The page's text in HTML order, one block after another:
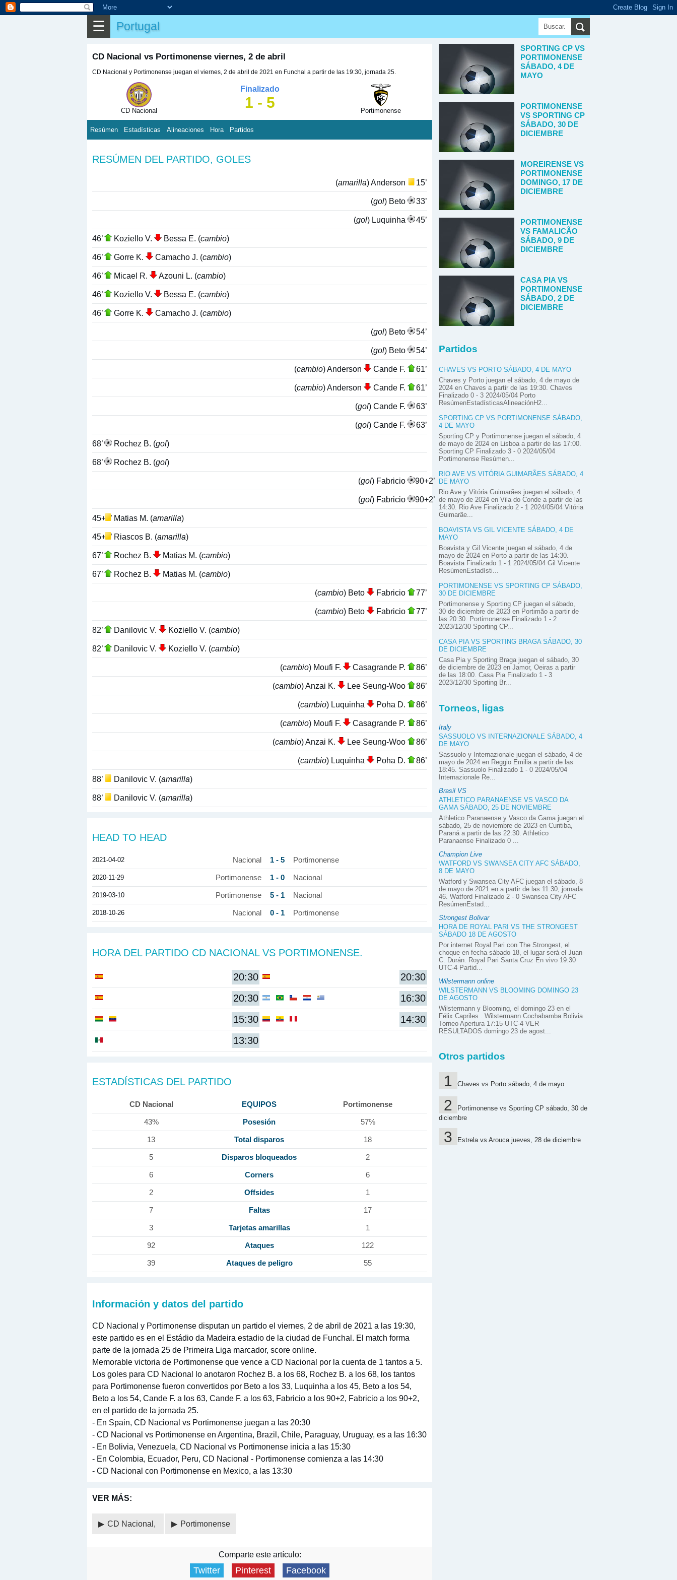
☰ Portugal
CD Nacional vs Portimonense viernes, 2 de abril
CD Nacional y Portimonense juegan el viernes, 2 de abril de 2021 en Funchal a partir de las 19:30, jornada 25.
CD Nacional
Finalizado
1 - 5 Portimonense
Resúmen Estadísticas Alineaciones Hora Partidos
RESÚMEN DEL PARTIDO, GOLES
(amarilla) Anderson 15’
(gol) Beto 33’
(gol) Luquinha 45’
46’ Koziello V. Bessa E. (cambio)
46’ Gorre K. Camacho J. (cambio)
46’ Micael R. Azouni L. (cambio)
46’ Koziello V. Bessa E. (cambio)
46’ Gorre K. Camacho J. (cambio)
(gol) Beto 54’
(gol) Beto 54’
(cambio) Anderson Cande F. 61’
(cambio) Anderson Cande F. 61’
(gol) Cande F. 63’
(gol) Cande F. 63’
68’ Rochez B. (gol)
68’ Rochez B. (gol)
(gol) Fabricio 90+2’
(gol) Fabricio 90+2’
45+1’ Matias M. (amarilla)
45+4’ Riascos B. (amarilla)
67’ Rochez B. Matias M. (cambio)
67’ Rochez B. Matias M. (cambio)
(cambio) Beto Fabricio 77’
(cambio) Beto Fabricio 77’
82’ Danilovic V. Koziello V. (cambio)
82’ Danilovic V. Koziello V. (cambio)
(cambio) Moufi F. Casagrande P. 86’
(cambio) Anzai K. Lee Seung-Woo 86’
(cambio) Luquinha Poha D. 86’
(cambio) Moufi F. Casagrande P. 86’
(cambio) Anzai K. Lee Seung-Woo 86’
(cambio) Luquinha Poha D. 86’
88’ Danilovic V. (amarilla)
88’ Danilovic V. (amarilla)
HEAD TO HEAD
2021-04-02 Nacional 1 - 5 Portimonense
2020-11-29 Portimonense 1 - 0 Nacional
2019-03-10 Portimonense 5 - 1 Nacional
2018-10-26 Nacional 0 - 1 Portimonense
HORA DEL PARTIDO CD NACIONAL VS PORTIMONENSE.
20:30
20:30
20:30
16:30
15:30
14:30
13:30
ESTADÍSTICAS DEL PARTIDO
CD Nacional EQUIPOS Portimonense
43% Posesión 57%
13 Total disparos 18
5 Disparos bloqueados 2
6 Corners 6
2 Offsides 1
7 Faltas 17
3 Tarjetas amarillas 1
92 Ataques 122
39 Ataques de peligro 55
Información y datos del partido
CD Nacional y Portimonense disputan un partido el viernes, 2 de abril de 2021 a las 19:30,
este partido es en el Estádio da Madeira estadio de la ciudad de Funchal. El match forma
parte de la jornada 25 de Primeira Liga marcador, score online.
Memorable victoria de Portimonense que vence a CD Nacional por la cuenta de 1 tantos a 5.
Los goles para CD Nacional lo anotaron Rochez B. a los 68, Rochez B. a los 68, los tantos
para Portimonense fueron convertidos por Beto a los 33, Luquinha a los 45, Beto a los 54,
Beto a los 54, Cande F. a los 63, Cande F. a los 63, Fabricio a los 90+2, Fabricio a los 90+2,
en el partido de la jornada 25.
- En Spain, CD Nacional vs Portimonense juegan a las 20:30
- CD Nacional vs Portimonense en Argentina, Brazil, Chile, Paraguay, Uruguay, es a las 16:30
- En Bolivia, Venezuela, CD Nacional vs Portimonense inicia a las 15:30
- En Colombia, Ecuador, Peru, CD Nacional - Portimonense comienza a las 14:30
- CD Nacional con Portimonense en Mexico, a las 13:30
VER MÁS:
CD Nacional, Portimonense
Comparte este artículo:
Twitter Pinterest Facebook
SPORTING CP VS
PORTIMONENSE
SÁBADO, 4 DE
MAYO
PORTIMONENSE
VS SPORTING CP
SÁBADO, 30 DE
DICIEMBRE
MOREIRENSE VS
PORTIMONENSE
DOMINGO, 17 DE
DICIEMBRE
PORTIMONENSE
VS FAMALICÃO
SÁBADO, 9 DE
DICIEMBRE
CASA PIA VS
PORTIMONENSE
SÁBADO, 2 DE
DICIEMBRE
Partidos
CHAVES VS PORTO SÁBADO, 4 DE MAYO
Chaves y Porto juegan el sábado, 4 de mayo de
2024 en Chaves a partir de las 19:30. Chaves
Finalizado 0 - 3 2024/05/04 Porto
ResúmenEstadísticasAlineaciónH2...
SPORTING CP VS PORTIMONENSE SÁBADO,
4 DE MAYO
Sporting CP y Portimonense juegan el sábado, 4
de mayo de 2024 en Lisboa a partir de las 17:00.
Sporting CP Finalizado 3 - 0 2024/05/04
Portimonense Resúmen...
RIO AVE VS VITÓRIA GUIMARÃES SÁBADO, 4
DE MAYO
Rio Ave y Vitória Guimarães juegan el sábado, 4
de mayo de 2024 en Vila do Conde a partir de las
14:30. Rio Ave Finalizado 2 - 1 2024/05/04 Vitória
Guimarãe...
BOAVISTA VS GIL VICENTE SÁBADO, 4 DE
MAYO
Boavista y Gil Vicente juegan el sábado, 4 de
mayo de 2024 en Porto a partir de las 14:30.
Boavista Finalizado 1 - 1 2024/05/04 Gil Vicente
ResúmenEstadísti...
PORTIMONENSE VS SPORTING CP SÁBADO,
30 DE DICIEMBRE
Portimonense y Sporting CP juegan el sábado,
30 de diciembre de 2023 en Portimão a partir de
las 20:30. Portimonense Finalizado 1 - 2
2023/12/30 Sporting CP...
CASA PIA VS SPORTING BRAGA SÁBADO, 30
DE DICIEMBRE
Casa Pia y Sporting Braga juegan el sábado, 30
de diciembre de 2023 en Jamor, Oeiras a partir
de las 18:00. Casa Pia Finalizado 1 - 3
2023/12/30 Sporting Br...
Torneos, ligas
Italy
SASSUOLO VS INTERNAZIONALE SÁBADO, 4
DE MAYO
Sassuolo y Internazionale juegan el sábado, 4 de
mayo de 2024 en Reggio Emilia a partir de las
18:45. Sassuolo Finalizado 1 - 0 2024/05/04
Internazionale Re...
Brasil VS
ATHLETICO PARANAENSE VS VASCO DA
GAMA SÁBADO, 25 DE NOVIEMBRE
Athletico Paranaense y Vasco da Gama juegan el
sábado, 25 de noviembre de 2023 en Curitiba,
Paraná a partir de las 22:30. Athletico
Paranaense Finalizado 0 ...
Champion Live
WATFORD VS SWANSEA CITY AFC SÁBADO,
8 DE MAYO
Watford y Swansea City AFC juegan el sábado, 8
de mayo de 2021 en a partir de las 11:30, jornada
46. Watford Finalizado 2 - 0 Swansea City AFC
ResúmenEstad...
Strongest Bolivar
HORA DE ROYAL PARI VS THE STRONGEST
SÁBADO 18 DE AGOSTO
Por internet Royal Pari con The Strongest, el
choque en fecha sábado 18, el lugar será el Juan
C. Durán. Royal Pari Santa Cruz En vivo 19:30
UTC-4 Partid...
Wilstermann online
WILSTERMANN VS BLOOMING DOMINGO 23
DE AGOSTO
Wilstermann y Blooming, el domingo 23 en el
Félix Capriles . Wilstermann Cochabamba Bolivia
Torneo Apertura 17:15 UTC-4 VER
RESULTADOS domingo 23 de agost...
Otros partidos
Chaves vs Porto sábado, 4 de mayo
Portimonense vs Sporting CP sábado, 30 de
diciembre
Estrela vs Arouca jueves, 28 de diciembre